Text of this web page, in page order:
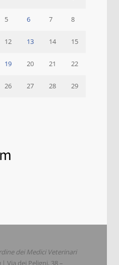
5 6 7 8
12 13 14 15
19 20 21 22
26 27 28 29
dei Medici Veterinari
| Via dei Peligni, 38 –